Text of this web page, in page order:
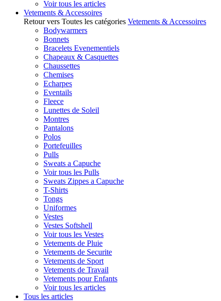
Voir tous les articles
Vetements & Accessoires
Retour vers Toutes les catégories Vetements & Accessoires
Bodywarmers
Bonnets
Bracelets Evenementiels
Chapeaux & Casquettes
Chaussettes
Chemises
Echarpes
Eventails
Fleece
Lunettes de Soleil
Montres
Pantalons
Polos
Portefeuilles
Pulls
Sweats a Capuche
Voir tous les Pulls
Sweats Zippes a Capuche
T-Shirts
Tongs
Uniformes
Vestes
Vestes Softshell
Voir tous les Vestes
Vetements de Pluie
Vetements de Securite
Vetements de Sport
Vetements de Travail
Vetements pour Enfants
Voir tous les articles
Tous les articles